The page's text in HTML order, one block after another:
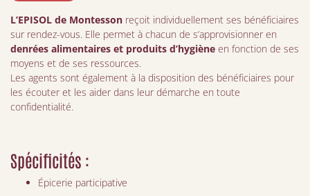
L’EPISOL de Montesson reçoit individuellement ses bénéficiaires
sur rendez-vous. Elle permet à chacun de s’approvisionner en
denrées alimentaires et produits d’hygiène en fonction de ses
moyens et de ses ressources.
Les agents sont également à la disposition des bénéficiaires pour
les écouter et les aider dans leur démarche en toute
confidentialité.
Spécificités :
Épicerie participative